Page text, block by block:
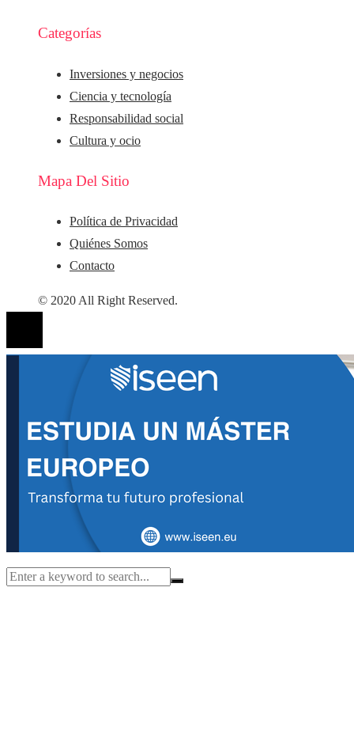
Categorías
Inversiones y negocios
Ciencia y tecnología
Responsabilidad social
Cultura y ocio
Mapa Del Sitio
Política de Privacidad
Quiénes Somos
Contacto
© 2020 All Right Reserved.